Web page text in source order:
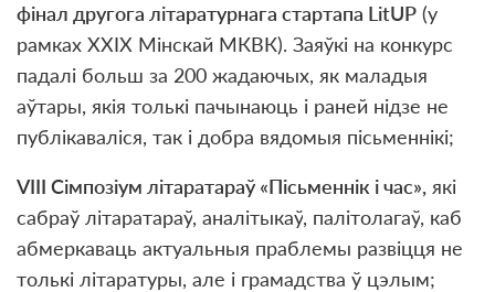
фінал другога літаратурнага стартапа LitUP (у
рамках XXIХ Мінскай МКВК). Заяўкі на конкурс
падалі больш за 200 жадаючых, як маладыя
аўтары, якія толькі пачынаюць і раней нідзе не
публікаваліся, так і добра вядомыя пісьменнікі;
VIII Сімпозіум літаратараў «Пісьменнік ічас», які
сабраў літаратараў, аналітыкаў, палітолагаў, каб
абмеркаваць актуальныя праблемы развіцця не
толькі літаратуры, але і грамадства ў цэлым;